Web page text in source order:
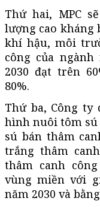
Thứ hai, MPC
lượng cao
khí hậu, môi
công của
2030 đạt trên
80%.
Thứ ba, Công ty
hình nuôi tôm
sú bán thâm
trắng thâm
thâm canh
vùng miền với
năm 2030 và